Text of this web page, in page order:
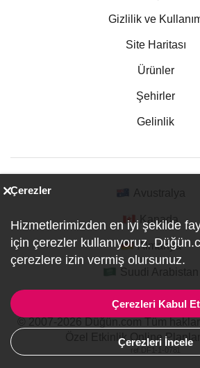
Gizlilik ve
Site Haritası
Ürünler
Şehirler
Gelinlik
Kanada
Almanya
Özel Etkinlik Online
Çerezler
Hizmetlerimizden en iyi şekilde
için çerezler kullanıyoruz.
çerezlere izin vermiş olursunuz.
Çerezleri Kabul Et
Çerezleri İncele